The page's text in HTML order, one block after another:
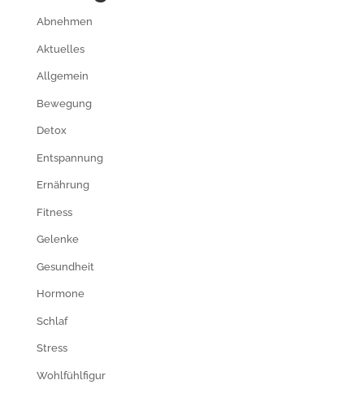
Abnehmen
Aktuelles
Allgemein
Bewegung
Detox
Entspannung
Ernährung
Fitness
Gelenke
Gesundheit
Hormone
Schlaf
Stress
Wohlfühlfigur